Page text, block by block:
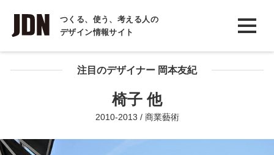
つくる、使う、考える人の
デザイン情報サイト
INTERVIEW
インタビュー
REPORT
COLUMN
注目のデザイナー 岡本友紀
椅子 他
2010-2013 / 商業藝術